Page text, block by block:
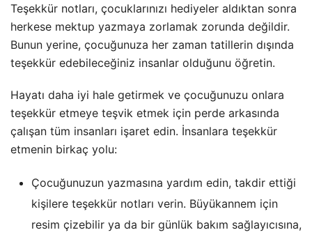
Teşekkür notları, çocuklarınızı hediyeler aldıktan sonra
herkese mektup yazmaya zorlamak zorunda değildir.
Bunun yerine, çocuğunuza her zaman tatillerin dışında
teşekkür edebileceğiniz insanlar olduğunu öğretin.
Hayatı daha iyi hale getirmek ve çocuğunuzu onlara
teşekkür etmeye teşvik etmek için perde arkasında
çalışan tüm insanları işaret edin. İnsanlara teşekkür
etmenin birkaç yolu:
Çocuğunuzun yazmasına yardım edin, takdir ettiği
kişilere teşekkür notları verin. Büyükannem için
resim çizebilir ya da bir günlük bakım sağlayıcısına,